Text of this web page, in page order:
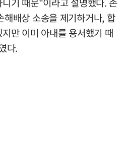
배상 소송을 제기하거나, 합
만 이미 아내를 용서했기 때
다.